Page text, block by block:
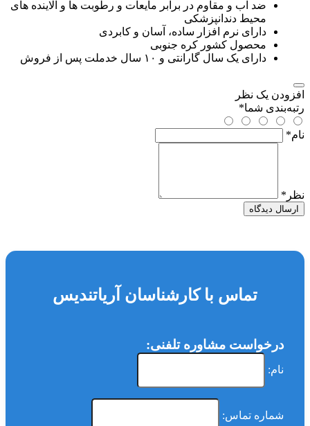
ضد آب و مقاوم در برابر مایعات و رطوبت ها و آلاینده های
محیط دندانپزشکی
دارای نرم افزار ساده، آسان و کابردی
محصول کشور کره جنوبی
دارای یک سال گارانتی و ۱۰ سال خدملت پس از فروش
افزودن یک نظر
رتبه‌بندی شما*
نام*
نظر *
ارسال دیدگاه
تماس با کارشناسان آریاتندیس
درخواست مشاوره تلفنی:
نام:
شماره تماس: